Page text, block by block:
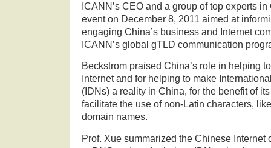
ICANN’s CEO and a group of top experts
event on December 8, 2011 aimed at
engaging China’s business and Internet
ICANN’s global gTLD communication
Beckstrom praised China’s role in helping
Internet and for helping to make
(IDNs) a reality in China, for the benefit of
facilitate the use of non-Latin characters,
domain names.
Prof. Xue summarized the Chinese Internet